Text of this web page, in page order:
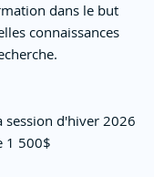
dans le but
connaissances
session d'hiver 2026
1 500$